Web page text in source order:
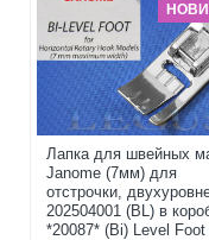
Лапка для швейных
Janome (7мм) для
отстрочки,
202504001 (BL) в
*20087* (Bi) Level Foot